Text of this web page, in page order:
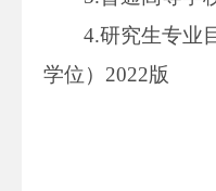
4.研究生专业
学位）2022版